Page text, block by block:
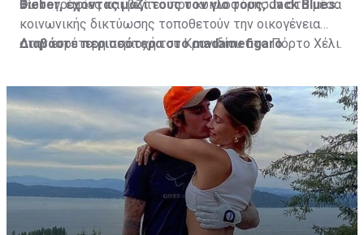
Bieber, έχοντας μαζί τους τον γιο τους, Jack Blues.
Φωτογραφίες και βίντεο που κυκλοφόρησαν στα μέσα
κοινωνικής δικτύωσης τοποθετούν την οικογένεια
στην ευρύτερη περιοχή του Κρανιδίου στο Πόρτο Χέλι.
Διαβάστε περισσότερα στο madamefigaro